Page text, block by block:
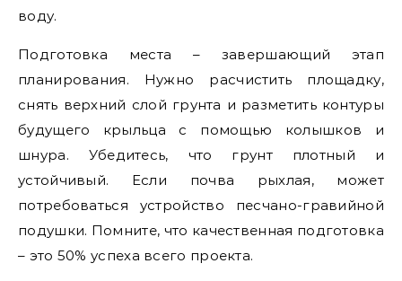
воду.
Подготовка места – завершающий этап
планирования. Нужно расчистить площадку,
снять верхний слой грунта и разметить контуры
будущего крыльца с помощью колышков и
шнура. Убедитесь, что грунт плотный и
устойчивый. Если почва рыхлая, может
потребоваться устройство песчано-гравийной
подушки. Помните, что качественная подготовка
– это 50% успеха всего проекта.